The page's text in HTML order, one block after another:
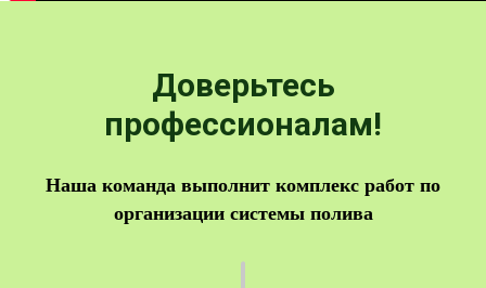
Доверьтесь
профессионалам!
Наша команда выполнит комплекс работ по
организации системы полива